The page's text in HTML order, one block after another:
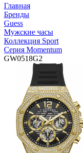
Главная
Бренды
Guess
Мужские часы
Коллекция Sport
Серия Momentum
GW0518G2